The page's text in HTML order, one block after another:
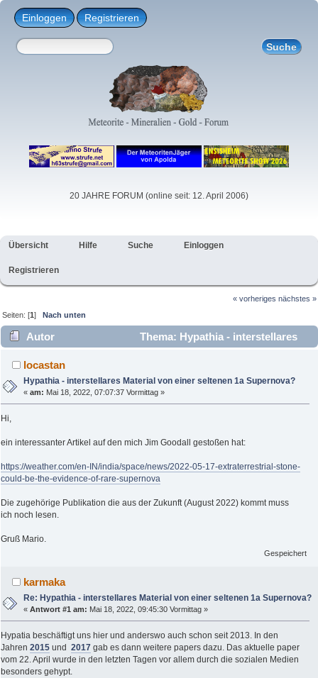
Einloggen Registrieren
20 JAHRE FORUM (online seit: 12. April 2006)
Übersicht Hilfe Suche Einloggen
Registrieren
« vorheriges nächstes »
Seiten: [1]Nach unten
Autor
Thema: Hypathia - interstellares
Material von einer seltenen 1a Supernova? (Gelesen 3216
mal)
locastan
Hypathia - interstellares Material von einer seltenen 1a Supernova?
«am: Mai 18, 2022, 07:07:37 Vormittag »
Hi,
ein interessanter Artikel auf den mich Jim Goodall gestoßen hat:
https://weather.com/en-IN/india/space/news/2022-05-17-extraterrestrial-stone-
could-be-the-evidence-of-rare-supernova
Die zugehörige Publikation die aus der Zukunft (August 2022) kommt muss
ich noch lesen.
Gruß Mario.
Gespeichert
karmaka
Re: Hypathia - interstellares Material von einer seltenen 1a Supernova?
«Antwort #1 am: Mai 18, 2022, 09:45:30 Vormittag »
Hypatia beschäftigt uns hier und anderswo auch schon seit 2013. In den
Jahren 2015 und 2017 gab es dann weitere papers dazu. Das aktuelle paper
vom 22. April wurde in den letzten Tagen vor allem durch die sozialen Medien
besonders gehypt.